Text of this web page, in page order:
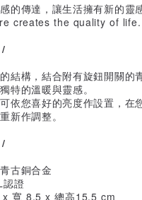
的傳達，讓生活擁有新的靈
creates the quality of life.
結構，結合附有旋鈕開關的
特的溫暖與靈感。
依您喜好的亮度作設置，
新作調整。
古銅合金
認證
寬 8.5 x 總高15.5 cm